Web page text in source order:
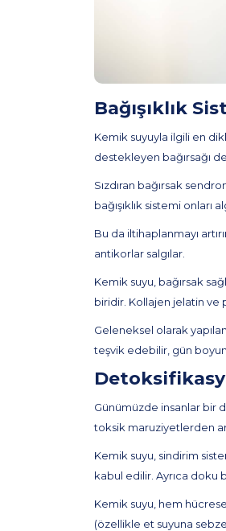
Bağışıklık
Kemik suyuyla ilgili en
destekleyen bağırsağı
Sızdıran bağırsak
bağışıklık sistemi onları
Bu da iltihaplanmayı
antikorlar salgılar.
Kemik suyu, bağırsak
biridir. Kollajen jelatin ve
Geleneksel olarak
teşvik edebilir, gün
Günümüzde insanlar bir
toksik maruziyetlerden
Kemik suyu, sindirim
kabul edilir. Ayrıca doku
Kemik suyu, hem
(özellikle et suyuna